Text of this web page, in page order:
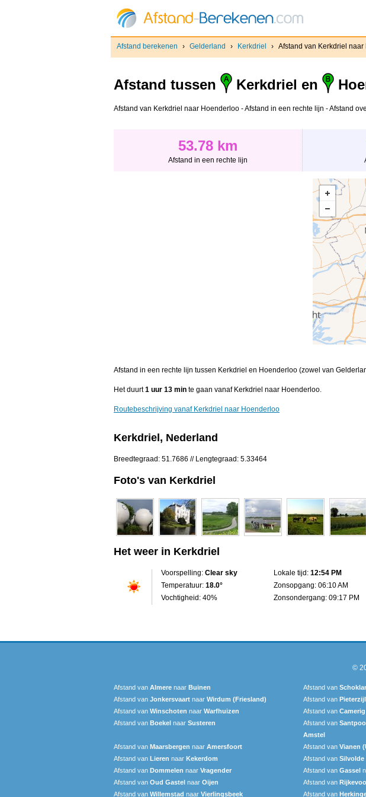
Afstand berekenen › Gelderland › Kerkdriel › Afstand van Kerkdriel
Afstand tussen Kerkdriel en
Afstand van Kerkdriel naar Hoenderloo - Afstand in een rechte lijn - Afstand
53.78 km
Afstand in een rechte lijn
Afstand in een rechte lijn tussen Kerkdriel en Hoenderloo (zowel van
Het duurt1 uur 13 min te gaan vanaf Kerkdriel naar Hoenderloo.
Routebeschrijving vanaf Kerkdriel naar Hoenderloo
Kerkdriel, Nederland
Breedtegraad: 51.7686 // Lengtegraad: 5.33464
Foto's van Kerkdriel
Het weer in Kerkdriel
Voorspelling: Clear sky
Temperatuur: 18.0°
Vochtigheid: 40%
Lokale tijd: 12:54 PM
Zonsopgang: 06:10 AM
Zonsondergang: 09:17 PM
©
Afstand van Almere naar Buinen Afstand van
Afstand van Jonkersvaart naar Wirdum (Friesland) Afstand van Pieterzijl
Afstand van Winschoten naar Warfhuizen Afstand van Camerig
Afstand van Boekel naar Susteren Afstand van
Amstel
Afstand van Maarsbergen naar Amersfoort Afstand van Vianen
Afstand van Lieren naar Kekerdom Afstand van Silvolde
Afstand van Dommelen naar Vragender Afstand van Gassel
Afstand van Oud Gastel naar Oijen Afstand van
Afstand van Willemstad naar Vierlingsbeek Afstand van